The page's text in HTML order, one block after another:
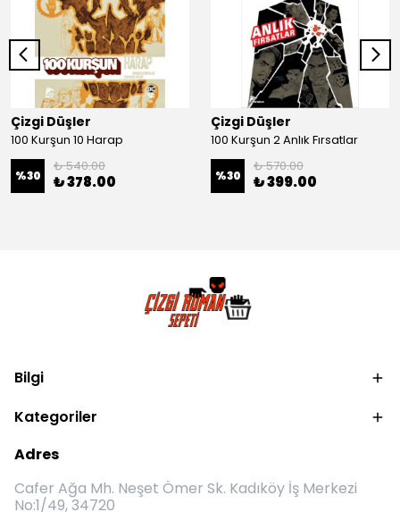
Çizgi Düşler
100 Kurşun 10 Harap
%30
₺ 540.00
₺ 378.00
Çizgi Düşler
100 Kurşun 2 Anlık Fırsatlar
%30
₺ 570.00
₺ 399.00
Bilgi
Kategoriler
Adres
Cafer Ağa Mh. Neşet Ömer Sk. Kadıköy İş Merkezi
No:1/49, 34720